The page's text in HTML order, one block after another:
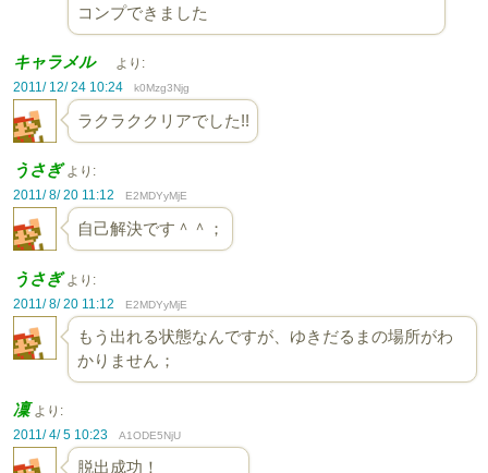
コンプできました
キャラメル
より:
2011/ 12/ 24 10:24
k0Mzg3Njg
ラクラククリアでした!!
うさぎ より:
2011/ 8/ 20 11:12
E2MDYyMjE
自己解決です＾＾；
うさぎ より:
2011/ 8/ 20 11:12
E2MDYyMjE
もう出れる状態なんですが、ゆきだるまの場所がわ
かりません；
凜 より:
2011/ 4/ 5 10:23
A1ODE5NjU
脱出成功！